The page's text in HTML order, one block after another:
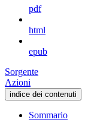
pdf
html
epub
Sorgente
Azioni
indice dei contenuti
Sommario